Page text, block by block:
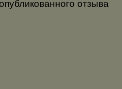
отзыва